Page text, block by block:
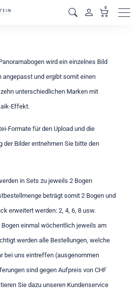
0
wird ein einzelnes Bild
angepasst und ergibt somit einen
unterschiedlichen Marken mit
Effekt.
Formate für den Upload und die
der Bilder entnehmen Sie bitte den
in Sets zu jeweils 2 Bogen
beträgt somit 2 Bogen und
erweitert werden: 2, 4, 6, 8 usw.
einmal wöchentlich jeweils am
werden alle Bestellungen, welche
bei uns eintreffen (ausgenommen
sind gegen Aufpreis von CHF
Sie dazu unseren Kundenservice